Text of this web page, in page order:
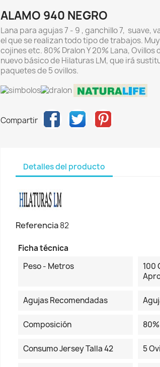
ALAMO 940 NEGRO
Lana para agujas 7 - 9 , ganchillo 7, suave,
el que se realizan todo tipo de trabajos.
cojines etc. 80% Dralon Y 20% Lana, Ovillos
nuevo básico de Hilaturas LM, que irá
paquetes de 5 ovillos.
Compartir
Detalles del producto
Referencia82
Ficha técnica
Peso - Metros
100
Agujas Recomendadas
Composición
Consumo Jersey Talla 42 5